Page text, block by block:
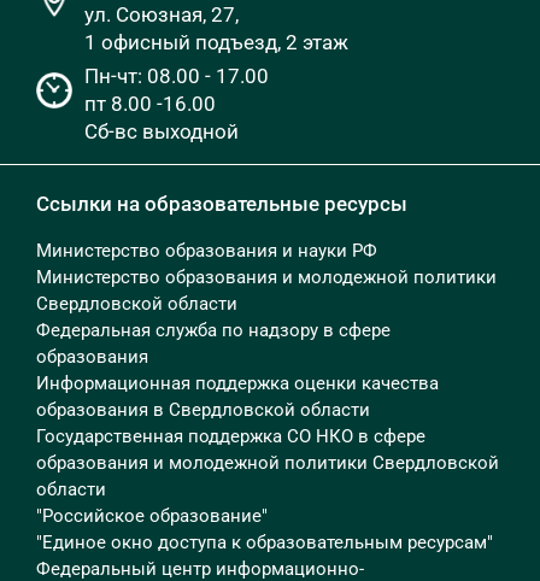
ул. Союзная, 27,
1 офисный подъезд, 2 этаж
Пн-чт: 08.00 - 17.00
пт 8.00 -16.00
Сб-вс выходной
Ссылки на образовательные ресурсы
Министерство образования и науки РФ
Министерство образования и молодежной политики
Свердловской области
Федеральная служба по надзору в сфере
образования
Информационная поддержка оценки качества
образования в Свердловской области
Государственная поддержка СО НКО в сфере
образования и молодежной политики Свердловской
области
"Российское образование"
"Единое окно доступа к образовательным ресурсам"
Федеральный центр информационно-